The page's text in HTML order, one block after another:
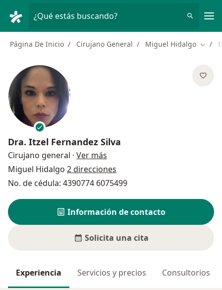
¿Qué estás buscando?
Página De Inicio Cirujano General Miguel Hidalgo
Dra. Itzel Fernandez Silva
Cirujano general · Ver más
Miguel Hidalgo 2 direcciones
No. de cédula: 4390774 6075499
Información de contacto
Solicita una cita
Experiencia Servicios y precios Consultorios